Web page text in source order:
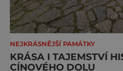
NEJKRÁSNĚJŠÍ PAMÁTKY
KRÁSA I TAJEMSTVÍ
CÍNOVÉHO DOLU